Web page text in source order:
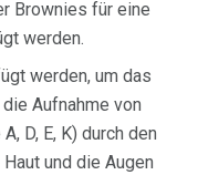
Brownies für eine
werden.
werden, um das
Aufnahme von
D, E, K) durch den
und die Augen